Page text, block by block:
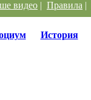
видео | Правила |
История